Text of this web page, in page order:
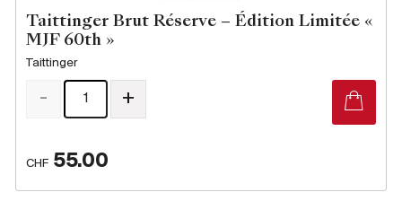
Taittinger Brut Réserve – Édition Limitée «
MJF 60th »
Taittinger
CHF 55.00
- +